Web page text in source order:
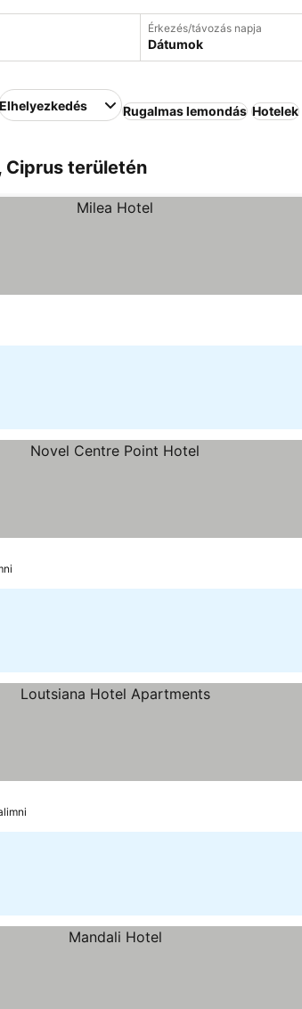
Érkezés/távozás napja
Dátumok
Rugalmas lemondás Hotelek
Ciprus területén